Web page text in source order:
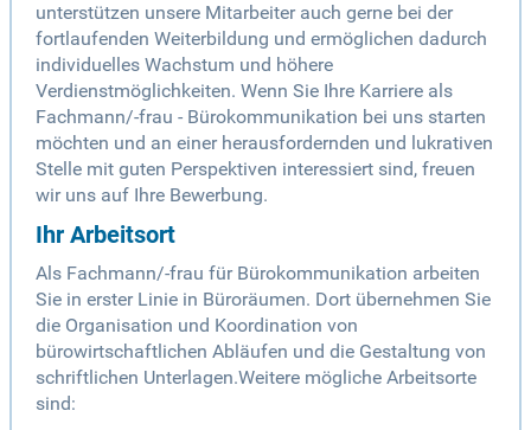
unterstützen unsere Mitarbeiter auch gerne bei der
fortlaufenden Weiterbildung und ermöglichen dadurch
individuelles Wachstum und höhere
Verdienstmöglichkeiten. Wenn Sie Ihre Karriere als
Fachmann/-frau - Bürokommunikation bei uns starten
möchten und an einer herausfordernden und lukrativen
Stelle mit guten Perspektiven interessiert sind, freuen
wir uns auf Ihre Bewerbung.
Ihr Arbeitsort
Als Fachmann/-frau für Bürokommunikation arbeiten
Sie in erster Linie in Büroräumen. Dort übernehmen Sie
die Organisation und Koordination von
bürowirtschaftlichen Abläufen und die Gestaltung von
schriftlichen Unterlagen.Weitere mögliche Arbeitsorte
sind: